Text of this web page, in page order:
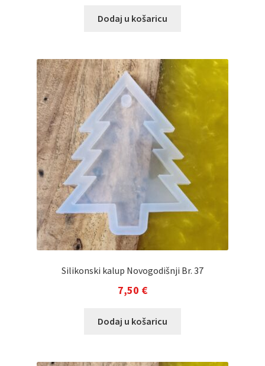
Dodaj u košaricu
Silikonski kalup Novogodišnji Br. 37
7,50 €
Dodaj u košaricu